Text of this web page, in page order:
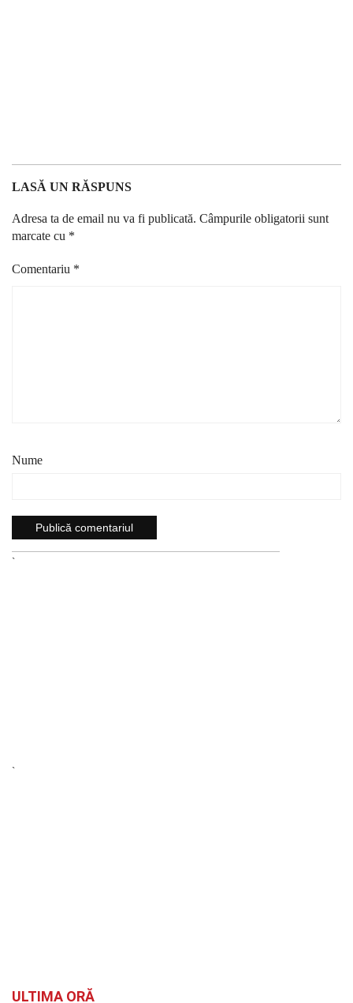
LASĂ UN RĂSPUNS
Adresa ta de email nu va fi publicată. Câmpurile obligatorii sunt
marcate cu *
Comentariu *
Nume
`
`
ULTIMA ORĂ